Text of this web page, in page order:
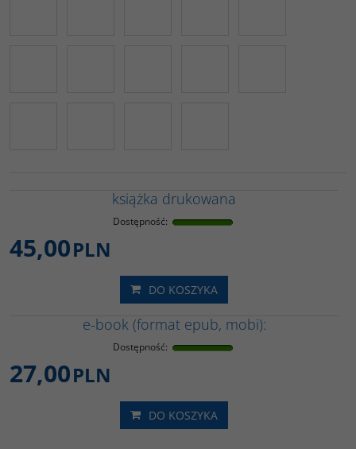
książka drukowana
Dostępność:
45,00PLN
DO KOSZYKA
e-book (format epub, mobi):
Dostępność:
27,00PLN
DO KOSZYKA